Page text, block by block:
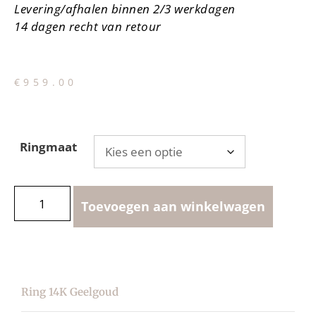
Levering/afhalen binnen 2/3 werkdagen
14 dagen recht van retour
€ 959.00
Ringmaat
Toevoegen aan winkelwagen
Ring 14K Geelgoud